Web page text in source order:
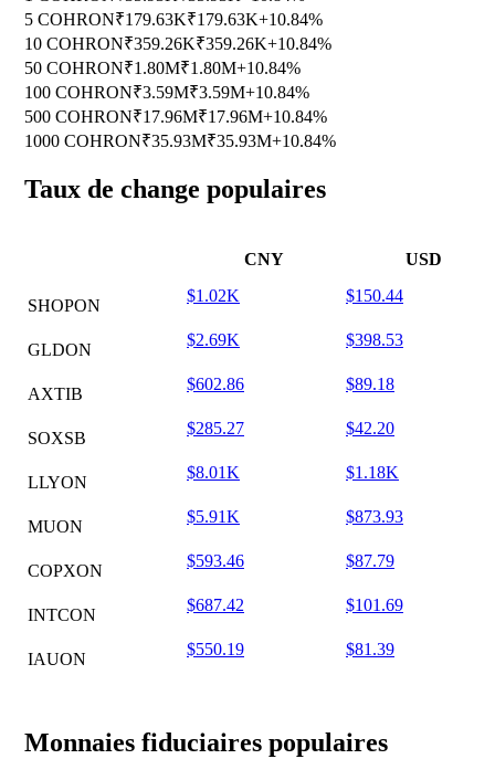
5 COHRON₹179.63K₹179.63K+10.84%
10 COHRON₹359.26K₹359.26K+10.84%
50 COHRON₹1.80M₹1.80M+10.84%
100 COHRON₹3.59M₹3.59M+10.84%
500 COHRON₹17.96M₹17.96M+10.84%
1000 COHRON₹35.93M₹35.93M+10.84%
Taux de change populaires
CNY USD
SHOPON
$1.02K $150.44
GLDON
$2.69K $398.53
AXTIB
$602.86 $89.18
SOXSB
$285.27 $42.20
LLYON
$8.01K $1.18K
MUON
$5.91K $873.93
COPXON
$593.46 $87.79
INTCON
$687.42 $101.69
IAUON
$550.19 $81.39
Monnaies fiduciaires populaires